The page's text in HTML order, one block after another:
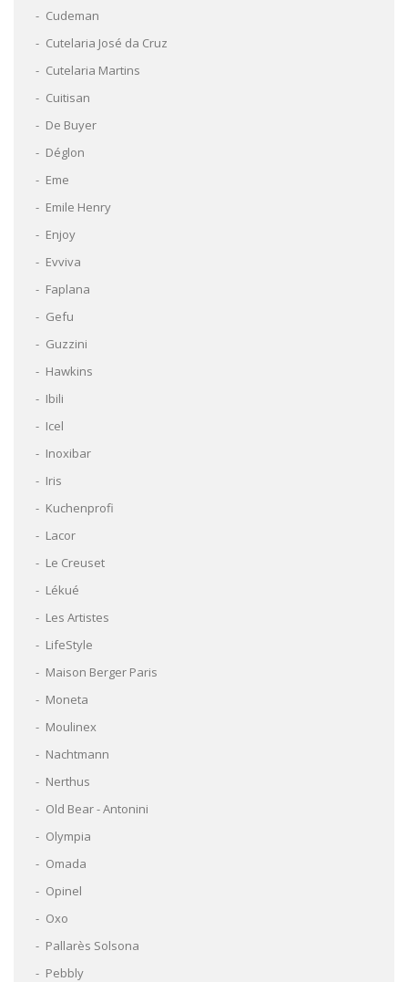
Cudeman
Cutelaria José da Cruz
Cutelaria Martins
Cuitisan
De Buyer
Déglon
Eme
Emile Henry
Enjoy
Evviva
Faplana
Gefu
Guzzini
Hawkins
Ibili
Icel
Inoxibar
Iris
Kuchenprofi
Lacor
Le Creuset
Lékué
Les Artistes
LifeStyle
Maison Berger Paris
Moneta
Moulinex
Nachtmann
Nerthus
Old Bear - Antonini
Olympia
Omada
Opinel
Oxo
Pallarès Solsona
Pebbly